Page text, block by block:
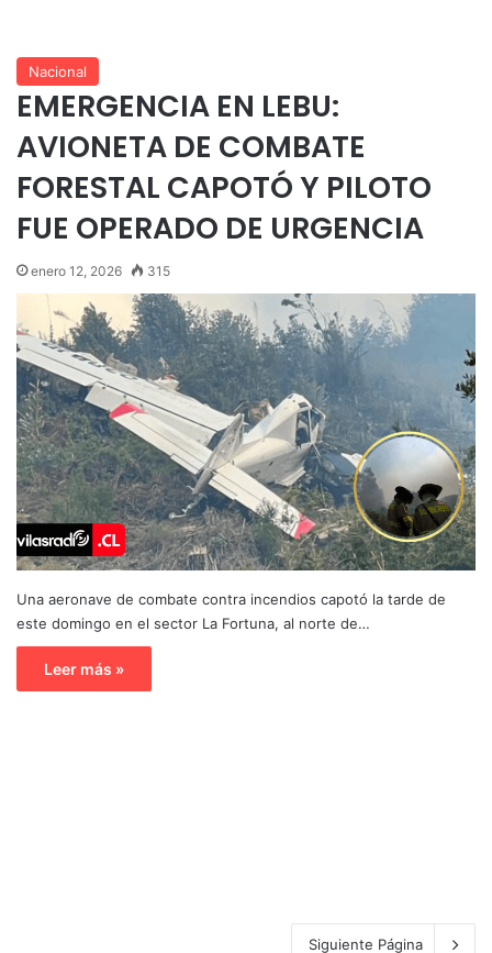
Nacional
EMERGENCIA EN LEBU:
AVIONETA DE COMBATE
FORESTAL CAPOTÓ Y PILOTO
FUE OPERADO DE URGENCIA
enero 12, 2026 315
Una aeronave de combate contra incendios capotó la tarde de
este domingo en el sector La Fortuna, al norte de…
Leer más »
Siguiente Página